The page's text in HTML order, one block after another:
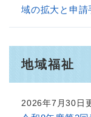
域の拡大と申請
地域福祉
2026年7月30日